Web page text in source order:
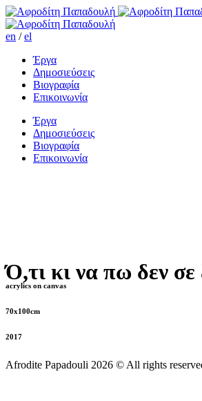
en /el
Έργα
Δημοσιεύσεις
Βιογραφία
Επικοινωνία
Έργα
Δημοσιεύσεις
Βιογραφία
Επικοινωνία
Ό,τι κι να πω δεν σε
acrylics on canvas
70x100cm
2017
Afrodite Papadouli 2026 © All rights